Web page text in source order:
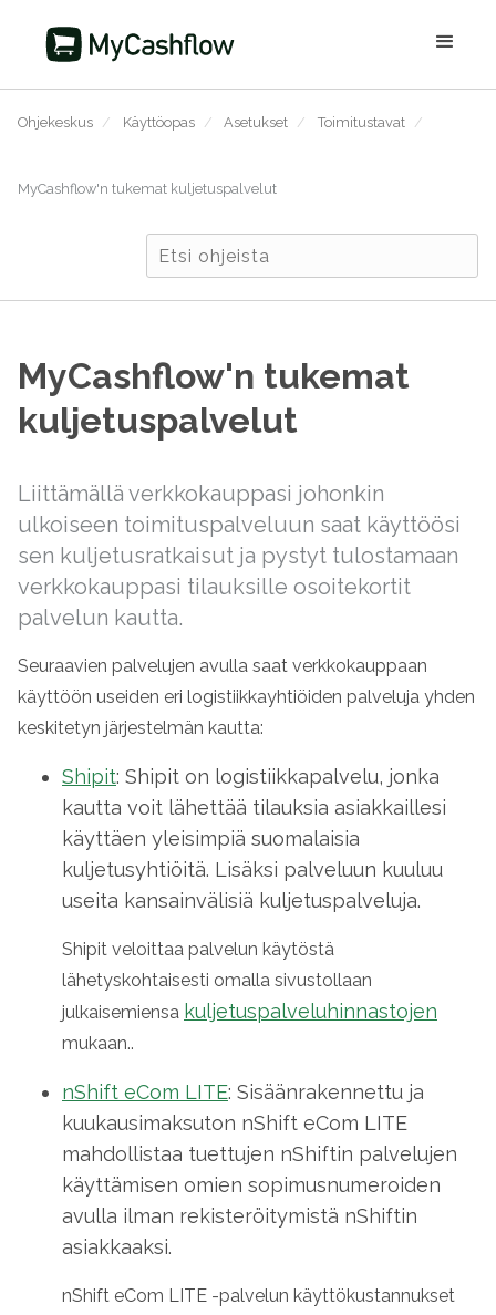
Ohjekeskus / Käyttöopas / Asetukset / Toimitustavat /
MyCashflow'n tukemat kuljetuspalvelut
MyCashflow'n tukemat
kuljetuspalvelut
Liittämällä verkkokauppasi johonkin
ulkoiseen toimituspalveluun saat käyttöösi
sen kuljetusratkaisut ja pystyt tulostamaan
verkkokauppasi tilauksille osoitekortit
palvelun kautta.
Seuraavien palvelujen avulla saat verkkokauppaan
käyttöön useiden eri logistiikkayhtiöiden palveluja yhden
keskitetyn järjestelmän kautta:
Shipit: Shipit on logistiikkapalvelu, jonka
kautta voit lähettää tilauksia asiakkaillesi
käyttäen yleisimpiä suomalaisia
kuljetusyhtiöitä. Lisäksi palveluun kuuluu
useita kansainvälisiä kuljetuspalveluja.
Shipit veloittaa palvelun käytöstä
lähetyskohtaisesti omalla sivustollaan
julkaisemiensa kuljetuspalveluhinnastojen
mukaan..
nShift eCom LITE: Sisäänrakennettu ja
kuukausimaksuton nShift eCom LITE
mahdollistaa tuettujen nShiftin palvelujen
käyttämisen omien sopimusnumeroiden
avulla ilman rekisteröitymistä nShiftin
asiakkaaksi.
nShift eCom LITE -palvelun käyttökustannukset